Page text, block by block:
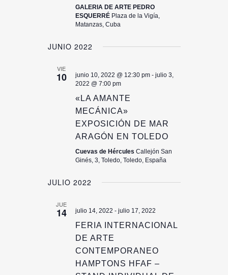
GALERIA DE ARTE PEDRO
ESQUERRÉ Plaza de la Vigía,
Matanzas, Cuba
JUNIO 2022
VIE
10 junio 10, 2022 @ 12:30 pm- julio 3,
2022 @ 7:00 pm
«LA AMANTE
MECÁNICA»
EXPOSICIÓN DE MAR
ARAGÓN EN TOLEDO
Cuevas de Hércules Callejón San
Ginés, 3, Toledo, Toledo, España
JULIO 2022
JUE
14 julio 14, 2022 - julio 17, 2022
FERIA INTERNACIONAL
DE ARTE
CONTEMPORANEO
HAMPTONS HFAF –